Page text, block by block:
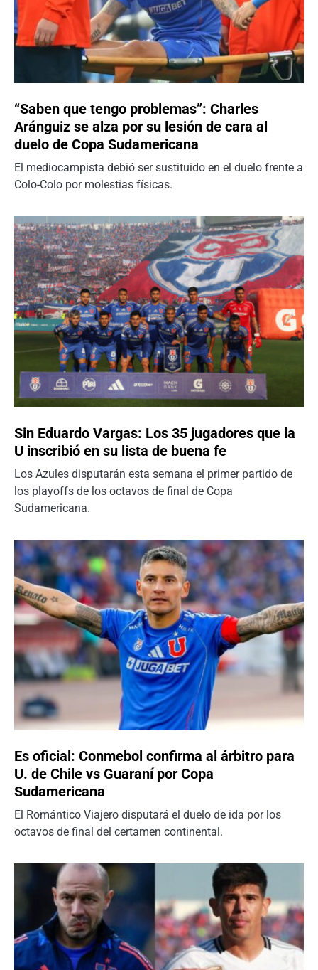
“Saben que tengo problemas”: Charles
Aránguiz se alza por su lesión de cara al
duelo de Copa Sudamericana
El mediocampista debió ser sustituido en el duelo frente a
Colo-Colo por molestias físicas.
Sin Eduardo Vargas: Los 35 jugadores que la
U inscribió en su lista de buena fe
Los Azules disputarán esta semana el primer partido de
los playoffs de los octavos de final de Copa
Sudamericana.
Es oficial: Conmebol confirma al árbitro para
U. de Chile vs Guaraní por Copa
Sudamericana
El Romántico Viajero disputará el duelo de ida por los
octavos de final del certamen continental.